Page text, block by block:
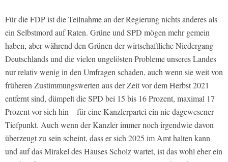
Für die FDP ist die Teilnahme an der Regierung nichts anderes als
ein Selbstmord auf Raten. Grüne und SPD mögen mehr gemein
haben, aber während den Grünen der wirtschaftliche Niedergang
Deutschlands und die vielen ungelösten Probleme unseres Landes
nur relativ wenig in den Umfragen schaden, auch wenn sie weit von
früheren Zustimmungswerten aus der Zeit vor dem Herbst 2021
entfernt sind, dümpelt die SPD bei 15 bis 16 Prozent, maximal 17
Prozent vor sich hin – für eine Kanzlerpartei ein nie dagewesener
Tiefpunkt. Auch wenn der Kanzler immer noch irgendwie davon
überzeugt zu sein scheint, dass er sich 2025 im Amt halten kann
und auf das Mirakel des Hauses Scholz wartet, ist das wohl eher ein